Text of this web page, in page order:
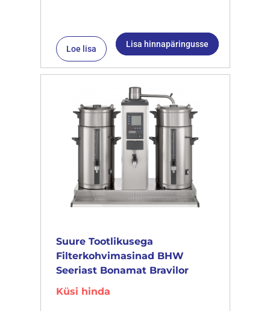
Loe lisa Lisa hinnapäringusse
Suure Tootlikusega
Filterkohvimasinad BHW
Seeriast Bonamat Bravilor
Küsi hinda